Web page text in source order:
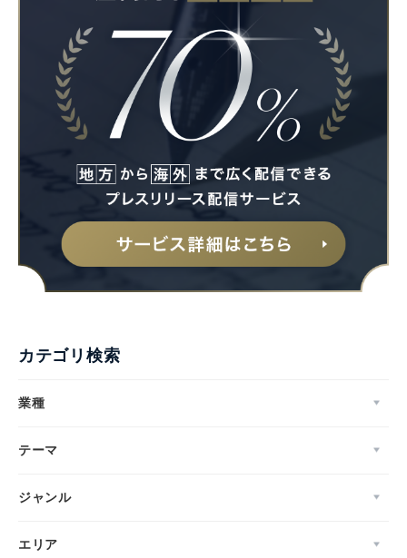
カテゴリ検索
業種
テーマ
ジャンル
エリア